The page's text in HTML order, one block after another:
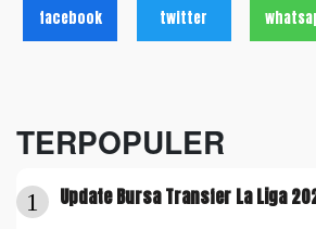
facebook twitter
TERPOPULER
1 Update Bursa Transfer La Liga